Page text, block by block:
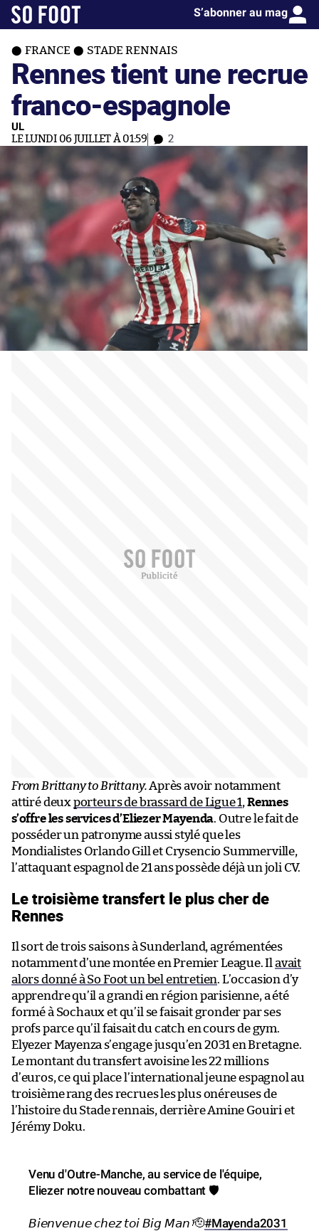
S’abonner au mag
FRANCE STADE RENNAIS
Rennes tient une recrue
franco-espagnole
UL
LE LUNDI 06 JUILLET À 01:59 2
From Brittany to Brittany.Après avoir notamment
attiré deux porteurs de brassard de Ligue 1, Rennes
s’offre les services d’Eliezer Mayenda. Outre le fait de
posséder un patronyme aussi stylé que les
Mondialistes Orlando Gill et Crysencio Summerville,
l’attaquant espagnol de 21 ans possède déjà un joli CV.
Le troisième transfert le plus cher de
Rennes
Il sort de trois saisons à Sunderland, agrémentées
notamment d’une montée en Premier League. Il avait
alors donné à So Foot un bel entretien. L’occasion d’y
apprendre qu’il a grandi en région parisienne, a été
formé à Sochaux et qu’il se faisait gronder par ses
profs parce qu’il faisait du catch en cours de gym.
Elyezer Mayenza s’engage jusqu’en 2031 en Bretagne.
Le montant du transfert avoisine les 22 millions
d’euros, ce qui place l’international jeune espagnol au
troisième rang des recrues les plus onéreuses de
l’histoire du Stade rennais, derrière Amine Gouiri et
Jérémy Doku.
Venu d'Outre-Manche, au service de l'équipe,
Eliezer notre nouveau combattant 🛡️
𝘉𝘪𝘦𝘯𝘷𝘦𝘯𝘶𝘦 𝘤𝘩𝘦𝘻 𝘵𝘰𝘪 𝘉𝘪𝘨 𝘔𝘢𝘯 🫡#Mayenda2031